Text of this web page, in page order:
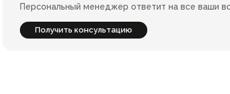
Персональный менеджер ответит на все ваши
Получить консультацию